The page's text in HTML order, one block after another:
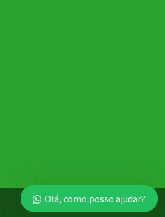
Envio de Pauta
Não disponível no momento
Olá, como posso ajudar?